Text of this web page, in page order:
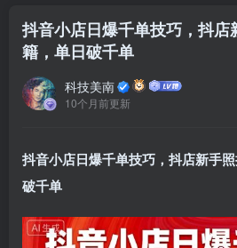
Arch Linux
抖音小店日爆千单技巧，抖
籍，单日破千单
科技美南
10个月前更新
抖音小店日爆千单技巧，抖店新手
破千单